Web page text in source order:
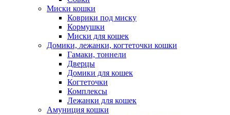
Миски кошки
Коврики под миску
Кормушки
Миски для кошек
Домики, лежанки, когтеточки кошки
Гамаки, тоннели
Дверцы
Домики для кошек
Когтеточки
Комплексы
Лежанки для кошек
Амуниция кошки